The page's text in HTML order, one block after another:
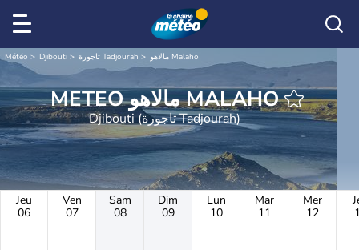
Météo Djibouti تاجورة Tadjourah مالاهو Malaho
METEO مالاهو MALAHO
Djibouti (تاجورة Tadjourah)
Jeu
06
Ven
07
Sam
08
Dim
09
Lun
10
Mar
11
Mer
12